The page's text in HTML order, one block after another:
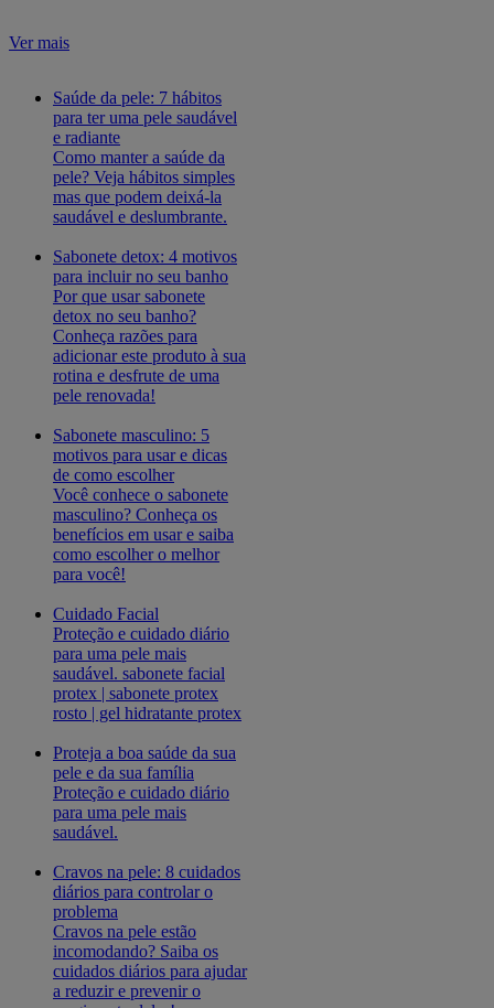
Ver mais
Saúde da pele: 7 hábitos
para ter uma pele saudável
e radiante
Como manter a saúde da
pele? Veja hábitos simples
mas que podem deixá-la
saudável e deslumbrante.
Sabonete detox: 4 motivos
para incluir no seu banho
Por que usar sabonete
detox no seu banho?
Conheça razões para
adicionar este produto à sua
rotina e desfrute de uma
pele renovada!
Sabonete masculino: 5
motivos para usar e dicas
de como escolher
Você conhece o sabonete
masculino? Conheça os
benefícios em usar e saiba
como escolher o melhor
para você!
Cuidado Facial
Proteção e cuidado diário
para uma pele mais
saudável. sabonete facial
protex | sabonete protex
rosto | gel hidratante protex
Proteja a boa saúde da sua
pele e da sua família
Proteção e cuidado diário
para uma pele mais
saudável.
Cravos na pele: 8 cuidados
diários para controlar o
problema
Cravos na pele estão
incomodando? Saiba os
cuidados diários para ajudar
a reduzir e prevenir o